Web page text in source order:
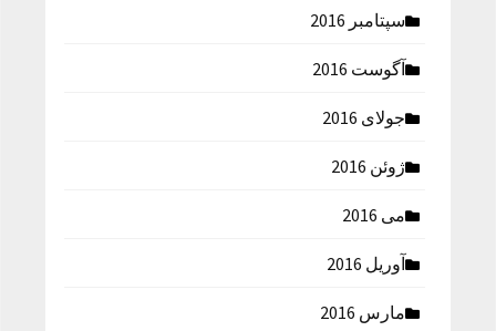
سپتامبر 2016
آگوست 2016
جولای 2016
ژوئن 2016
می 2016
آوریل 2016
مارس 2016